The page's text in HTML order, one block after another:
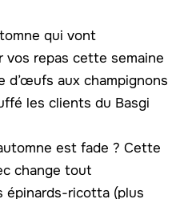
qui vont
vos repas cette semaine
d’œufs aux champignons
les clients du Basgi
est fade ? Cette
change tout
épinards-ricotta (plus